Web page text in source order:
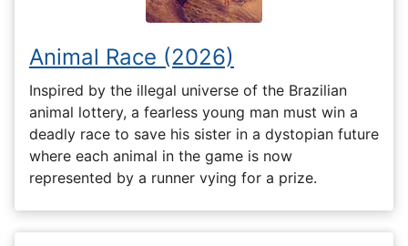
Animal Race (2026)
Inspired by the illegal universe of the Brazilian
animal lottery, a fearless young man must win a
deadly race to save his sister in a dystopian future
where each animal in the game is now
represented by a runner vying for a prize.